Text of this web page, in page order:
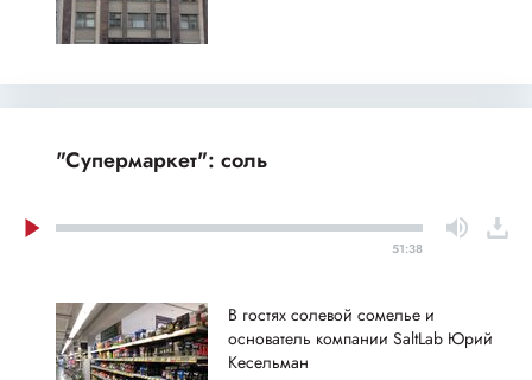
"Супермаркет": соль
51:38
В гостях солевой сомелье и
основатель компании SaltLab Юрий
Кесельман